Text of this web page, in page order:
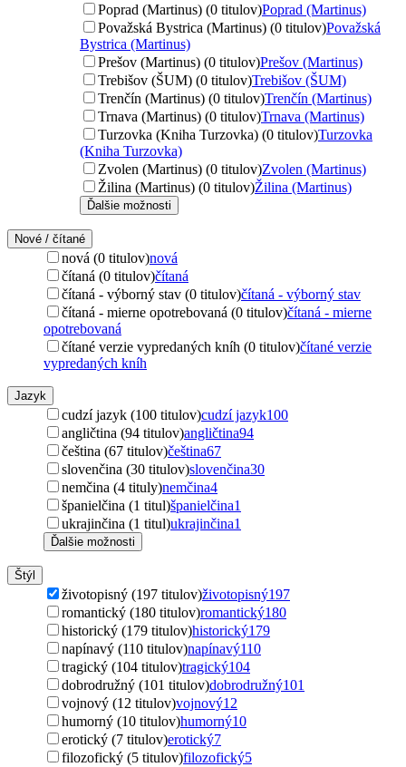
Poprad (Martinus) (0 titulov)Poprad (Martinus)
Považská Bystrica (Martinus) (0 titulov)Považská
Bystrica (Martinus)
Prešov (Martinus) (0 titulov)Prešov (Martinus)
Trebišov (ŠUM) (0 titulov)Trebišov (ŠUM)
Trenčín (Martinus) (0 titulov)Trenčín (Martinus)
Trnava (Martinus) (0 titulov)Trnava (Martinus)
Turzovka (Kniha Turzovka) (0 titulov)Turzovka
(Kniha Turzovka)
Zvolen (Martinus) (0 titulov)Zvolen (Martinus)
Žilina (Martinus) (0 titulov)Žilina (Martinus)
Ďalšie možnosti
Nové / čítané
nová (0 titulov)nová
čítaná (0 titulov)čítaná
čítaná - výborný stav (0 titulov)čítaná - výborný stav
čítaná - mierne opotrebovaná (0 titulov)čítaná - mierne
opotrebovaná
čítané verzie vypredaných kníh (0 titulov)čítané verzie
vypredaných kníh
Jazyk
cudzí jazyk (100 titulov)cudzí jazyk100
angličtina (94 titulov)angličtina94
čeština (67 titulov)čeština67
slovenčina (30 titulov)slovenčina30
nemčina (4 tituly)nemčina4
španielčina (1 titul)španielčina1
ukrajinčina (1 titul)ukrajinčina1
Ďalšie možnosti
Štýl
životopisný (197 titulov)životopisný197
romantický (180 titulov)romantický180
historický (179 titulov)historický179
napínavý (110 titulov)napínavý110
tragický (104 titulov)tragický104
dobrodružný (101 titulov)dobrodružný101
vojnový (12 titulov)vojnový12
humorný (10 titulov)humorný10
erotický (7 titulov)erotický7
filozofický (5 titulov)filozofický5